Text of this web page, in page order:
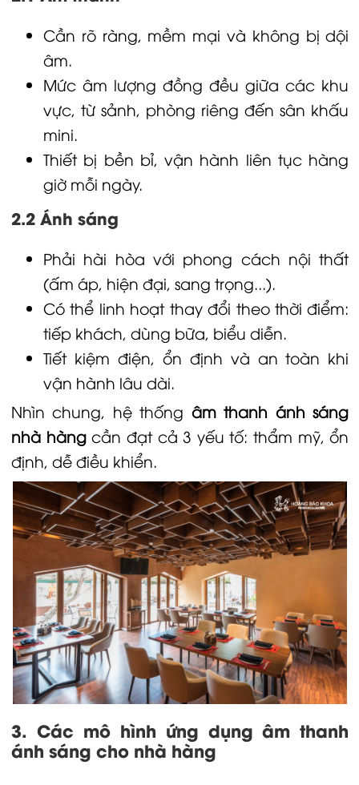
Cần rõ ràng, mềm mại và không bị dội
âm.
Mức âm lượng đồng đều giữa các khu
vực, từ sảnh, phòng riêng đến sân khấu
mini.
Thiết bị bền bỉ, vận hành liên tục hàng
giờ mỗi ngày.
2.2 Ánh sáng
Phải hài hòa với phong cách nội thất
(ấm áp, hiện đại, sang trọng...).
Có thể linh hoạt thay đổi theo thời điểm:
tiếp khách, dùng bữa, biểu diễn.
Tiết kiệm điện, ổn định và an toàn khi
vận hành lâu dài.
Nhìn chung, hệ thống âm thanh ánh sáng
nhà hàngcần đạt cả 3 yếu tố: thẩm mỹ, ổn
định, dễ điều khiển.
3. Các mô hình ứng dụng âm thanh
ánh sáng cho nhà hàng